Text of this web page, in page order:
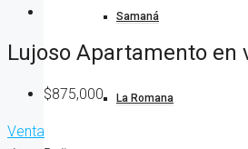
Samaná
La Romana
Lujoso Apartamento en
$875,000
Venta